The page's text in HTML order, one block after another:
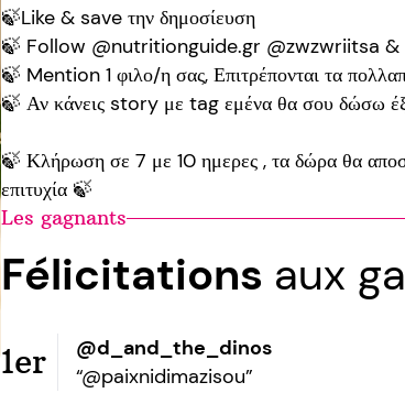
🍃Like & save την δημοσίευση
🍃 Follow @nutritionguide.gr @zwzwriitsa &
🍃 Mention 1 φιλο/η σας, Επιτρέπονται τα
🍃 Αν κάνεις story με tag εμένα θα σου δώσω
🍃 Κλήρωση σε 7 με 10 ημερες , τα δώρα θα
επιτυχία 🍃
Les gagnants
Félicitations aux
1er
@d_and_the_dinos
“@paixnidimazisou”